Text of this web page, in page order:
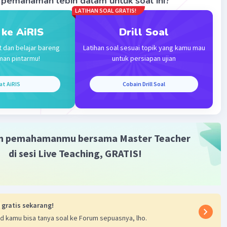
kaki tangga ke dinding adalah 5/2 m. Jawabannya adalah A.
Master Teacher
AiRIS
dan belajar bareng
pintarmu!
AiRIS
LATIHAN SOAL GRATIS!
Drill Soal
Latihan soal sesuai topik yang kamu mau
untuk persiapan ujian
Cobain Drill Soal
pemahamanmu bersama Master Teacher
di sesi Live Teaching, GRATIS!
gratis sekarang!
kamu bisa tanya soal ke Forum sepuasnya, lho.